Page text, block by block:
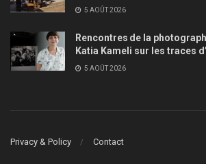
5 AOÛT 2026
Rencontres de la
Katia Kameli sur les traces
5 AOÛT 2026
Privacy & Policy Contact